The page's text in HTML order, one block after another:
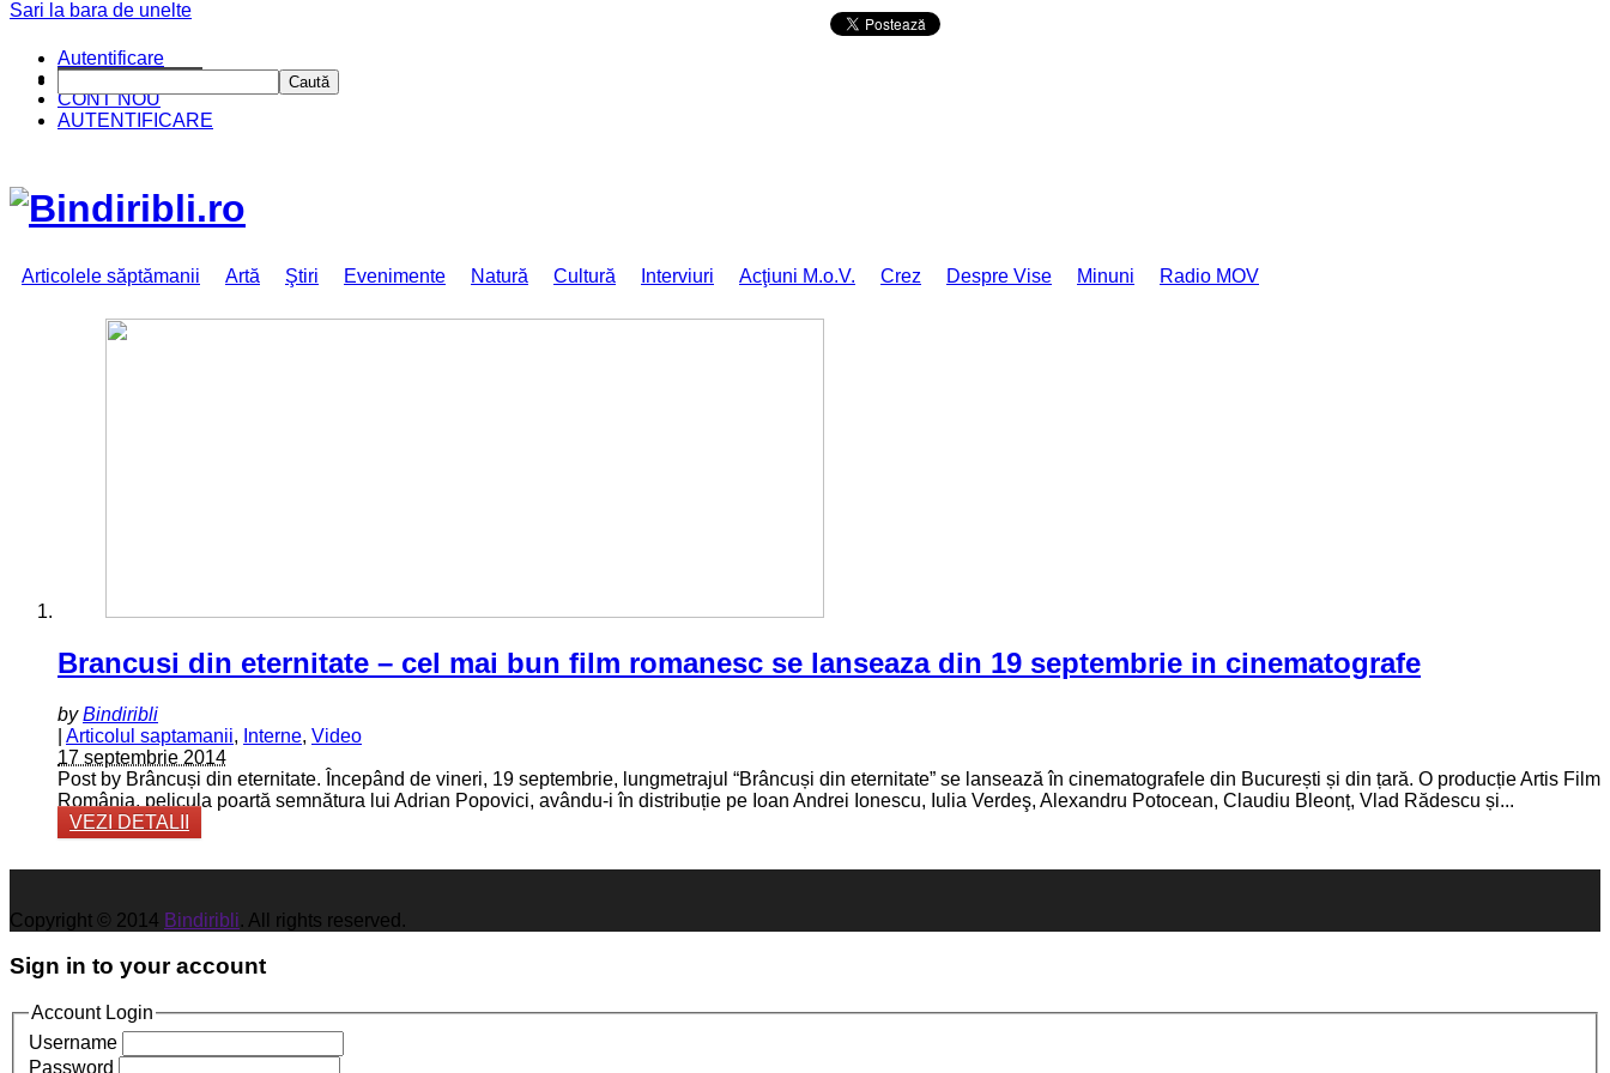
CINE SUNTEM?
CONT NOU
AUTENTIFICARE
Articolele săptămanii Artă Ştiri Evenimente Natură Cultură Interviuri Acţiuni M.o.V. Crez Despre Vise Minuni Radio MOV
Brancusi din eternitate – cel mai bun film romanesc se lanseaza din 19 septembrie in cinematografe
byBindiribli
Articolul saptamanii, Interne, Video
17 septembrie 2014
Post by Brâncuși din eternitate. Începând de vineri, 19 septembrie, lungmetrajul “Brâncuși din eternitate” se lansează în cinematografele din București și din țară. O producție Artis Film
România, pelicula poartă semnătura lui Adrian Popovici, avându-i în distribuție pe Ioan Andrei Ionescu, Iulia Verdeş, Alexandru Potocean, Claudiu Bleonț, Vlad Rădescu și...
VEZI DETALII
Copyright © 2014 Bindiribli. All rights reserved.
Sign in to your account
Account Login
Username
Password
Sari la bara de unelte
Autentificare
Caută